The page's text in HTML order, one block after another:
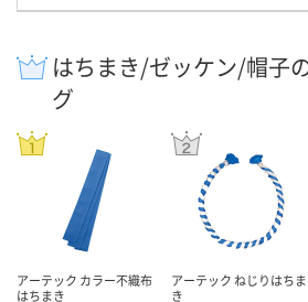
はちまき/ゼッケン/帽子
グ
アーテック カラー不織布
はちまき
アーテック ねじりはちま
き